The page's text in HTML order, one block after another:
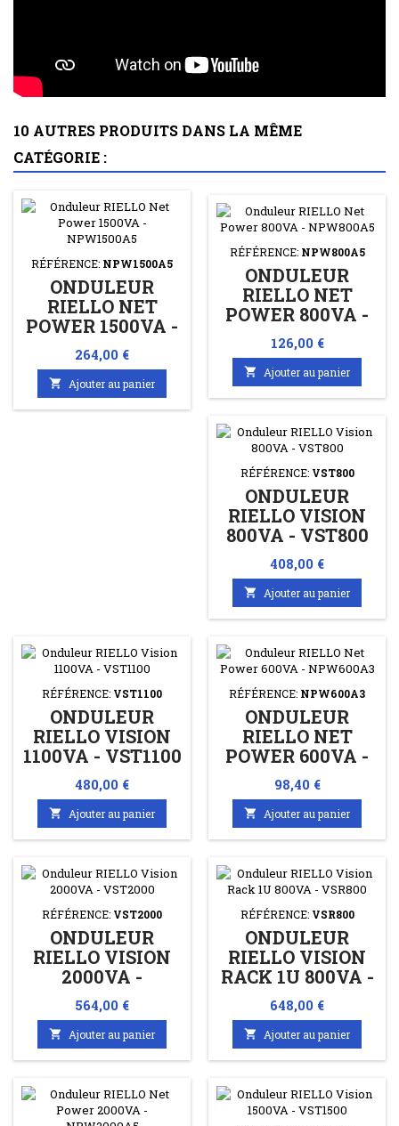
10 AUTRES PRODUITS DANS LA MÊME
CATÉGORIE :
RÉFÉRENCE: NPW1500A5
ONDULEUR
RIELLO NET
POWER 1500VA -
NPW1500A5
Prix
264,00 €
 Ajouter au panier
RÉFÉRENCE: NPW800A5
ONDULEUR
RIELLO NET
POWER 800VA -
NPW800A5
Prix
126,00 €
 Ajouter au panier
RÉFÉRENCE: VST800
ONDULEUR
RIELLO VISION
800VA - VST800
Prix
408,00 €
 Ajouter au panier
RÉFÉRENCE: VST1100
ONDULEUR
RIELLO VISION
1100VA - VST1100
Prix
480,00 €
 Ajouter au panier
RÉFÉRENCE: NPW600A3
ONDULEUR
RIELLO NET
POWER 600VA -
NPW600A3
Prix
98,40 €
 Ajouter au panier
RÉFÉRENCE: VST2000
ONDULEUR
RIELLO VISION
2000VA -
VST2000
Prix
564,00 €
 Ajouter au panier
RÉFÉRENCE: VSR800
ONDULEUR
RIELLO VISION
RACK 1U 800VA -
VSR800
Prix
648,00 €
 Ajouter au panier